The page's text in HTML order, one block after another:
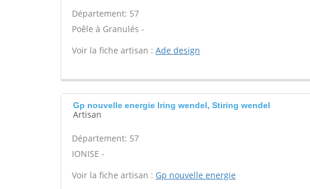
Département: 57
Poêle à Granulés -
Voir la fiche artisan : Ade design
Gp nouvelle energie Iring wendel, Stiring wendel
Artisan
Département: 57
IONISE -
Voir la fiche artisan : Gp nouvelle energie